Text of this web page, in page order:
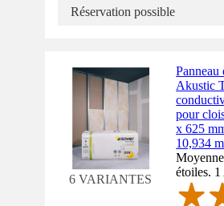
Réservation possible
6 VARIANTES
Akustic
pour
x 625
10,934
étoiles.